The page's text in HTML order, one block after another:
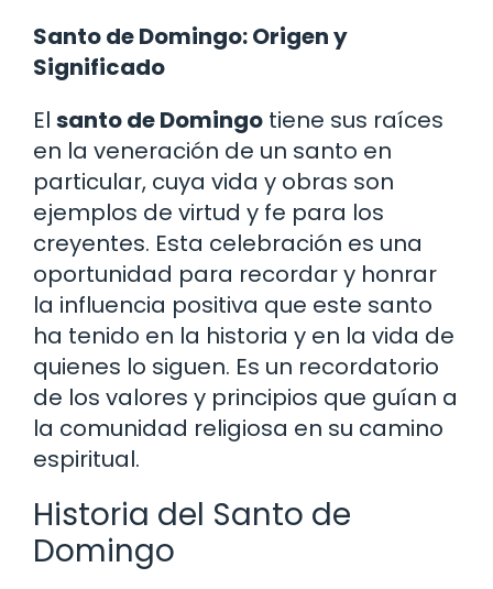
Santo de Domingo: Origen y
Significado
El santo de Domingo tiene sus raíces
en la veneración de un santo en
particular, cuya vida y obras son
ejemplos de virtud y fe para los
creyentes. Esta celebración es una
oportunidad para recordar y honrar
la influencia positiva que este santo
ha tenido en la historia y en la vida de
quienes lo siguen. Es un recordatorio
de los valores y principios que guían a
la comunidad religiosa en su camino
espiritual.
Historia del Santo de
Domingo